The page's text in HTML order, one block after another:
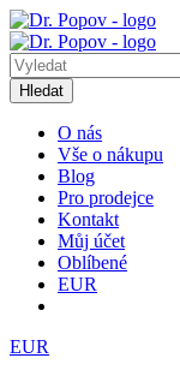
Hledat
O nás
Vše o nákupu
Blog
Pro prodejce
Kontakt
Můj účet
Oblíbené
EUR
EUR